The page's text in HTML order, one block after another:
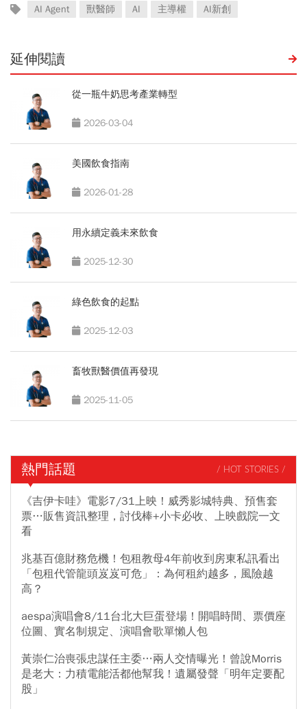
AI Agent 獸醫師 AI 主導權 AI新創
延伸閱讀
從一瓶牛奶思考產業轉型
2026-03-04
美國飲食指南
2026-01-28
用永續定義未來飲食
2025-12-30
綠色飲食的起點
2025-12-03
畜牧獸醫價值再發現
2025-11-05
熱門話題 / HOT STORIES /
《吉伊卡哇》電影7/31上映！威秀影城特典、預售套
票…販售資訊整理，討伐棒+小卡必收、上映戲院一文
看
兆基百億財務危機！包租教母4年前收到房東私訊看出
「包租代管龍頭岌岌可危」：為何租約越多，風險越
高？
aespa演唱會8/11台北大巨蛋登場！開唱時間、票價座
位圖、實名制規定、演唱會歌單懶人包
黃崇仁治喪張忠謀任主委…兩人交情曝光！曾說Morris
是老大：力積電能活都他幫我！遺屬發聲「明年定要配
股」